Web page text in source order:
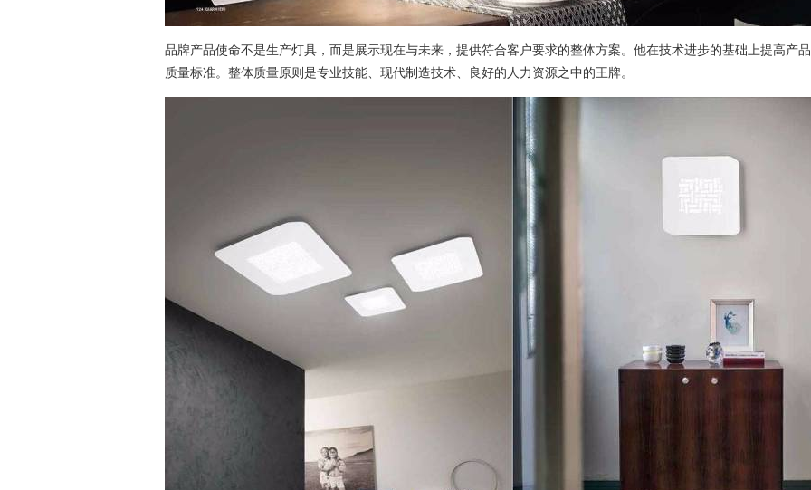
品牌产品使命不是生产灯具，而是展示现在与未来，提供符合客户要求的整体方案。他在技术进步的基础上提高产
质量标准。整体质量原则是专业技能、现代制造技术、良好的人力资源之中的王牌。